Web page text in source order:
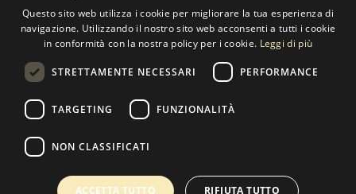
Contact us
SELECTED ARTWORKS srl
Piazzale Cuoco, 4 - 20137 Milano
+39 02 54.669.17
Questo sito web utilizza i cookie per migliorare la tua esperienza di
navigazione. Utilizzando il nostro sito web acconsenti a tutti i cookie
in conformità con la nostra policy per i cookie. Leggi di più
STRETTAMENTE NECESSARI PERFORMANCE
TARGETING FUNZIONALITÀ
NON CLASSIFICATI
ACCETTA TUTTO RIFIUTA TUTTO